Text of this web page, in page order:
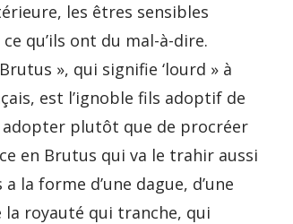
les êtres sensibles
qu’ils ont du mal-à-dire.
», qui signifie ‘lourd » à
est l’ignoble fils adoptif de
plutôt que de procréer
en Brutus qui va le trahir aussi
la forme d’une dague, d’une
la royauté qui tranche, qui